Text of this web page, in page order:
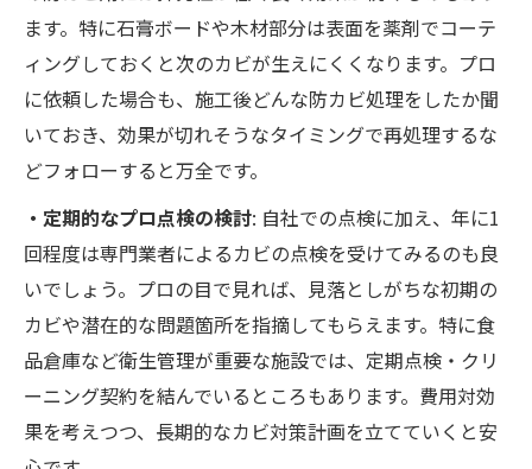
ます。特に石膏ボードや木材部分は表面を薬剤でコーテ
ィングしておくと次のカビが生えにくくなります。プロ
に依頼した場合も、施工後どんな防カビ処理をしたか聞
いておき、効果が切れそうなタイミングで再処理するな
どフォローすると万全です。
・定期的なプロ点検の検討: 自社での点検に加え、年に1
回程度は専門業者によるカビの点検を受けてみるのも良
いでしょう。プロの目で見れば、見落としがちな初期の
カビや潜在的な問題箇所を指摘してもらえます。特に食
品倉庫など衛生管理が重要な施設では、定期点検・クリ
ーニング契約を結んでいるところもあります。費用対効
果を考えつつ、長期的なカビ対策計画を立てていくと安